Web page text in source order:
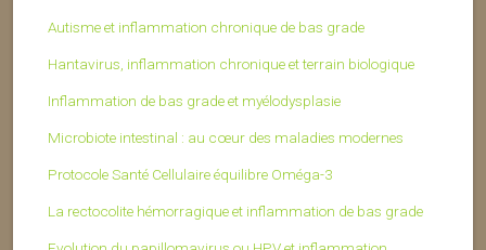
Autisme et inflammation chronique de bas grade
Hantavirus, inflammation chronique et terrain biologique
Inflammation de bas grade et myélodysplasie
Microbiote intestinal : au cœur des maladies modernes
Protocole Santé Cellulaire équilibre Oméga-3
La rectocolite hémorragique et inflammation de bas grade